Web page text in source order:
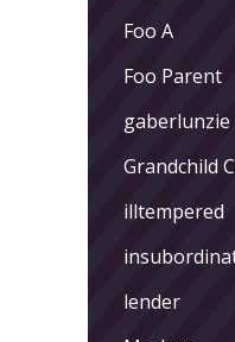
Foo A
Foo Parent
gaberlunzie
Grandchild
illtempered
lender